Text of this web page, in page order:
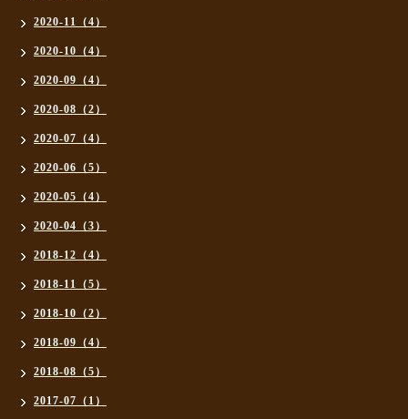
2020-11（4）
2020-10（4）
2020-09（4）
2020-08（2）
2020-07（4）
2020-06（5）
2020-05（4）
2020-04（3）
2018-12（4）
2018-11（5）
2018-10（2）
2018-09（4）
2018-08（5）
2017-07（1）